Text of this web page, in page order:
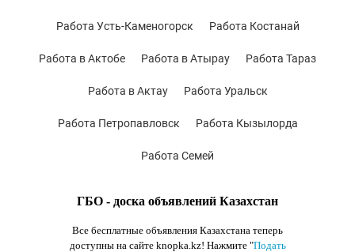
ГБО - доска объявлений Казахстан
Все бесплатные объявления Казахстана теперь
доступны на сайте knopka.kz! Нажмите "Подать
Работа Усть-Каменогорск Работа Костанай
Работа в Актобе Работа в Атырау Работа Тараз
Работа в Актау Работа Уральск
Работа Петропавловск Работа Кызылорда
Работа Семей